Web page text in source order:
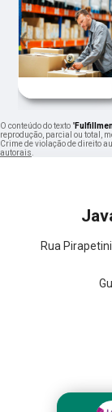
‹
O conteúdo do texto "
reprodução, parcial ou total,
Crime de violação de direito
autorais
Rua